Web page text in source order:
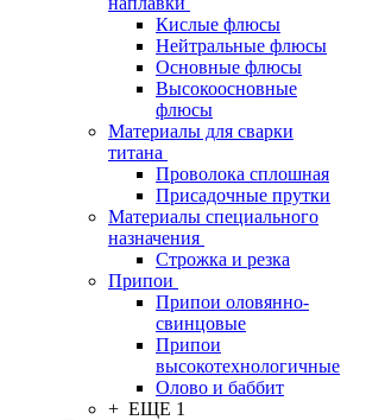
Кислые флюсы
Нейтральные флюсы
Основные флюсы
Высокоосновные
флюсы
Материалы для сварки
титана
Проволока сплошная
Присадочные прутки
Материалы специального
назначения
Строжка и резка
Припои
Припои оловянно-
свинцовые
Припои
высокотехнологичные
Олово и баббит
+ ЕЩЕ 1